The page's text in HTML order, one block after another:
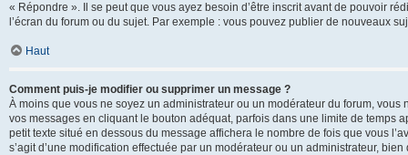
« Répondre ». Il se peut que vous ayez besoin d’être inscrit avant de pouvoir
l’écran du forum ou du sujet. Par exemple : vous pouvez publier de nouveaux
Haut
Comment puis-je modifier ou supprimer un message ?
À moins que vous ne soyez un administrateur ou un modérateur du forum,
vos messages en cliquant le bouton adéquat, parfois dans une limite de temps
petit texte situé en dessous du message affichera le nombre de fois que vous
s’agit d’une modification effectuée par un modérateur ou un administrateur,